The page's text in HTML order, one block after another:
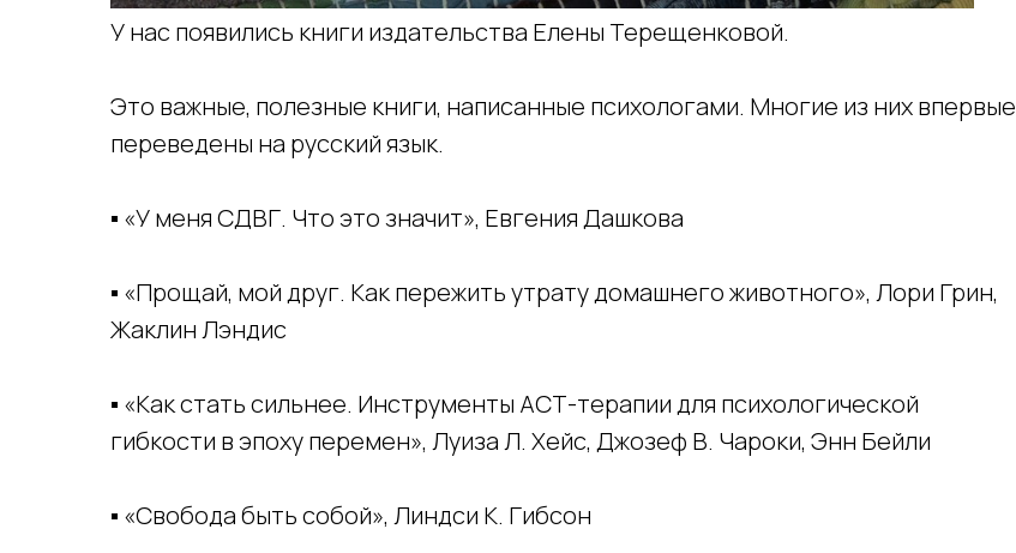
У нас появились книги издательства Елены Терещенковой.
Это важные, полезные книги, написанные психологами. Многие из них впервые
переведены на русский язык.
▪️ «У меня СДВГ. Что это значит», Евгения Дашкова
▪️ «Прощай, мой друг. Как пережить утрату домашнего животного», Лори Грин,
Жаклин Лэндис
▪️ «Как стать сильнее. Инструменты АСТ-терапии для психологической
гибкости в эпоху перемен», Луиза Л. Хейс, Джозеф В. Чароки, Энн Бейли
▪️ «Свобода быть собой», Линдси К. Гибсон